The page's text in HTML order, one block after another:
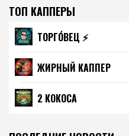
ТОП КАППЕРЫ
ТОРГО́ВЕЦ ⚡️
ЖИРНЫЙ КАППЕР
2 КОКОСА